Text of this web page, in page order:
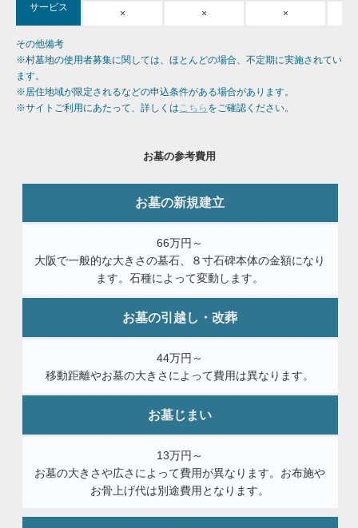
サービス
× × ×
その他備考
※村墓地の使用者募集に関しては、ほとんどの場合、不定期に実施されてい
ます。
※居住地域が限定されるなどの申込条件がある場合があります。
※サイトご利用にあたって、詳しくは こちら をご確認ください。
お墓の参考費用
お墓の新規建立
66万円～
大阪で一般的な大きさの墓石、８寸石碑本体の金額になり
ます。石種によって変動します。
お墓の引越し・改葬
44万円～
移動距離やお墓の大きさによって費用は異なります。
お墓じまい
13万円～
お墓の大きさや広さによって費用が異なります。お布施や
お骨上げ代は別途費用となります。